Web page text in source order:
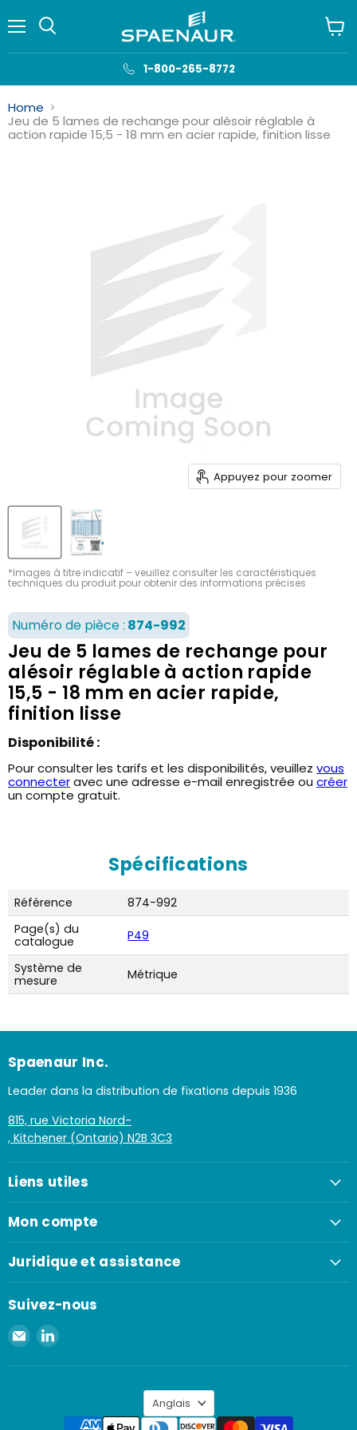
1-800-265-8772
le
Home
Jeu de 5 lames de rechange pour alésoir réglable à
action rapide 15,5 - 18 mm en acier rapide, finition lisse
Appuyez pour zoomer
*Images à titre indicatif – veuillez consulter les caractéristiques
techniques du produit pour obtenir des informations précises
Numéro de pièce : 874-992
Jeu de 5 lames de rechange pour
alésoir réglable à action rapide
15,5 - 18 mm en acier rapide,
finition lisse
Disponibilité :
Pour consulter les tarifs et les disponibilités, veuillez vous
connecteravec une adresse e-mail enregistrée ou créer
un compte gratuit.
Spécifications
Référence
874-992
Page(s) du
catalogue
P49
Système de
mesure
Métrique
Spaenaur Inc.
Leader dans la distribution de fixations depuis 1936
815, rue Victoria Nord-
, Kitchener (Ontario) N2B 3C3
Liens utiles
Mon compte
Juridique et assistance
Suivez-nous
Envoyer
un
e-
Spaenaur
Retrouvez-
sur
Langue
Anglais